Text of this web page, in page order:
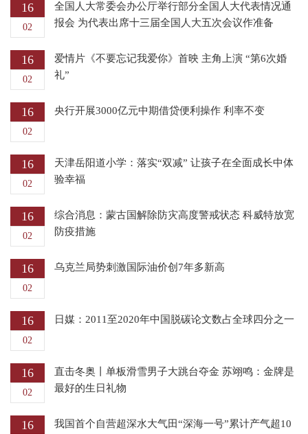
16
02
全国人大常委会办公厅举行部分全国人大代表情况通
报会 为代表出席十三届全国人大五次会议作准备
16
02
爱情片《不要忘记我爱你》首映 主角上演 “第6次婚
礼”
16
02
央行开展3000亿元中期借贷便利操作 利率不变
16
02
天津岳阳道小学：落实“双减” 让孩子在全面成长中体
验幸福
16
02
综合消息：蒙古国解除防灾高度警戒状态 科威特放宽
防疫措施
16
02
乌克兰局势刺激国际油价创7年多新高
16
02
日媒：2011至2020年中国脱碳论文数占全球四分之一
16
02
直击冬奥丨单板滑雪男子大跳台夺金 苏翊鸣：金牌是
最好的生日礼物
16
我国首个自营超深水大气田“深海一号”累计产气超10